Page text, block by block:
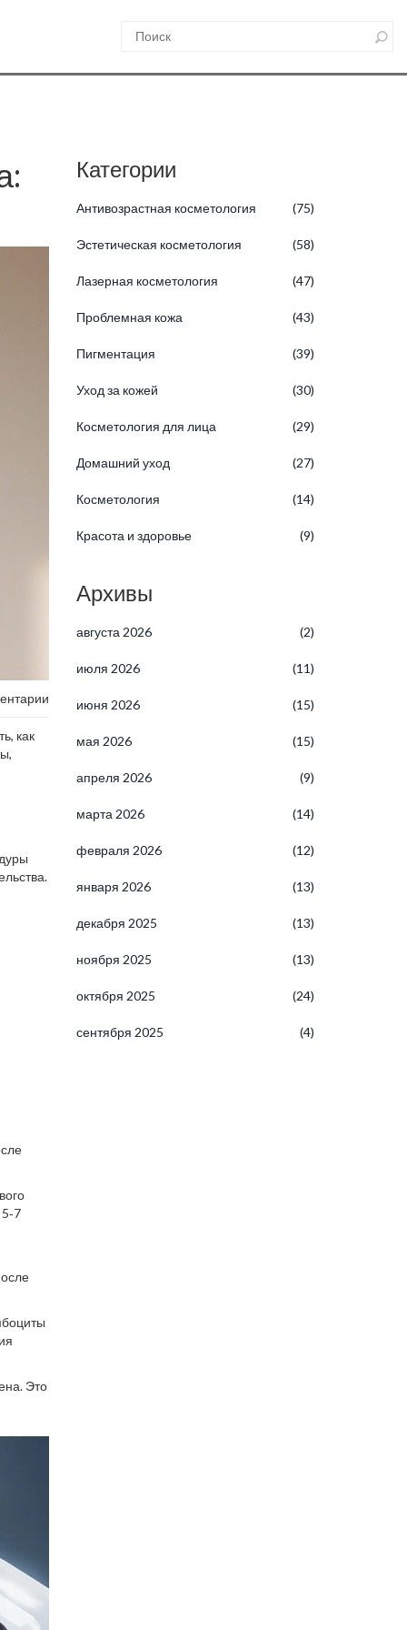
как
Это
Категории
Антивозрастная косметология (75)
Эстетическая косметология (58)
Лазерная косметология (47)
Проблемная кожа (43)
Пигментация (39)
Уход за кожей (30)
Косметология для лица (29)
Домашний уход (27)
Косметология (14)
Красота и здоровье (9)
Архивы
августа 2026 (2)
июля 2026 (11)
июня 2026 (15)
мая 2026 (15)
апреля 2026 (9)
марта 2026 (14)
февраля 2026 (12)
января 2026 (13)
декабря 2025 (13)
ноября 2025 (13)
октября 2025 (24)
сентября 2025 (4)